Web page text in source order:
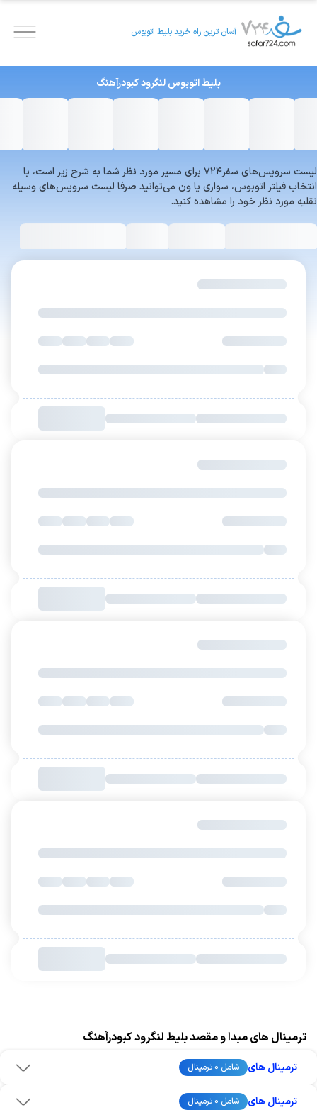
آسان ترین راه خرید بلیط اتوبوس
بلیط اتوبوسلنگرودکبودرآهنگ
لیست سرویس‌های سفر۷۲۴ برای مسیر مورد نظر شما به شرح زیر است، با
انتخاب فیلتر اتوبوس، سواری یا ون می‌توانید صرفا لیست سرویس‌های وسیله
نقلیه مورد نظر خود را مشاهده کنید.
ترمینال های مبدا و مقصد بلیط لنگرود کبودرآهنگ
ترمینال های شامل 0 ترمینال
ترمینال های شامل 0 ترمینال